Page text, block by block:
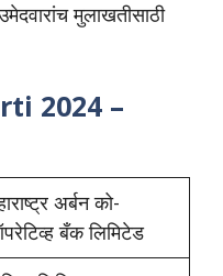
मुलाखतीसाठी
2024 –
अर्बन को-
बँक लिमिटेड